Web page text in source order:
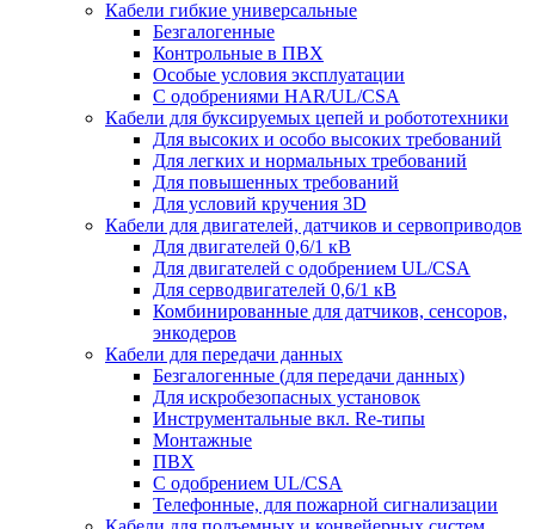
Кабели гибкие универсальные
Безгалогенные
Контрольные в ПВХ
Особые условия эксплуатации
С одобрениями HAR/UL/CSA
Кабели для буксируемых цепей и робототехники
Для высоких и особо высоких требований
Для легких и нормальных требований
Для повышенных требований
Для условий кручения 3D
Кабели для двигателей, датчиков и сервоприводов
Для двигателей 0,6/1 кВ
Для двигателей с одобрением UL/CSA
Для серводвигателей 0,6/1 кВ
Комбинированные для датчиков, cенсоров,
энкодеров
Кабели для передачи данных
Безгалогенные (для передачи данных)
Для искробезопасных установок
Инструментальные вкл. Re-типы
Монтажные
ПВХ
С одобрением UL/CSA
Телефонные, для пожарной сигнализации